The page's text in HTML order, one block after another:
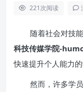
221次阅读
随着社会对技
科技传媒学院-
快速提升个人能力的
然而，许多学